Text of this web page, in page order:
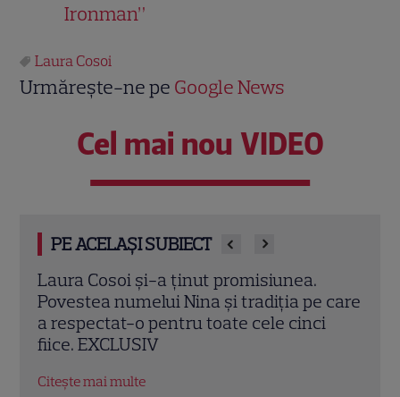
Ironman”
Laura Cosoi
Urmărește-ne pe Google News
Cel mai nou VIDEO
PE ACELAȘI SUBIECT
Laura Cosoi a devenit mamă pentru a
cincea oară. Prima imagine cu fiica ei,
Nina, și povestea numelui ales. „Nu mă
satur să o privesc”
Citește mai multe